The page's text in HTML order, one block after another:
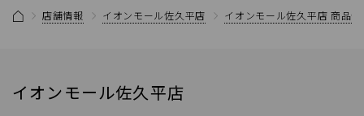
店舗情報 イオンモール佐久平店 イオンモール佐久平店 商品
イオンモール佐久平店